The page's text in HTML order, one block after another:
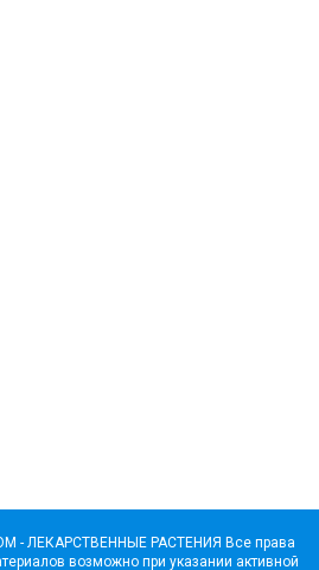
- ЛЕКАРСТВЕННЫЕ РАСТЕНИЯ Все права
возможно при указании активной